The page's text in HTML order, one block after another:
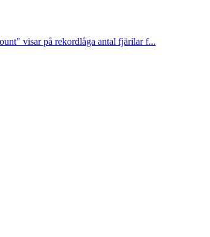
visar på rekordlåga antal fjärilar f...